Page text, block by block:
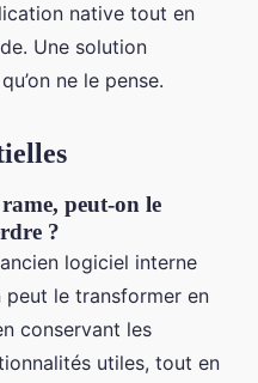
native tout en
Une solution
ne le pense.
peut-on le
?
logiciel interne
le transformer en
conservant les
utiles, tout en